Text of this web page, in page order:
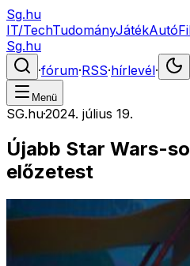
Sg.hu
IT/TechTudományJátékAutó
Sg.hu
·fórum·RSS·hírlevél·
Menü
SG.hu·2024. július 19.
Újabb Star Wars-
előzetest